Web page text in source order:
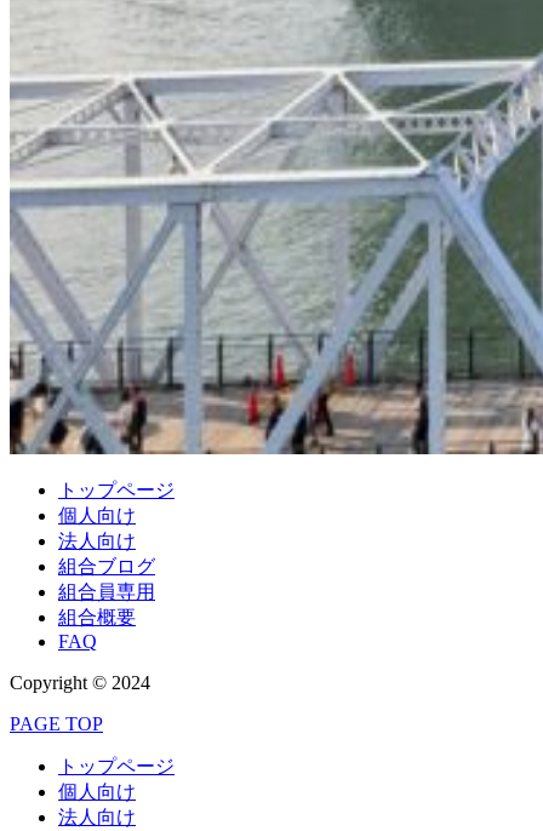
トップページ
個人向け
法人向け
組合ブログ
組合員専用
組合概要
FAQ
Copyright © 2024
PAGE TOP
トップページ
個人向け
法人向け